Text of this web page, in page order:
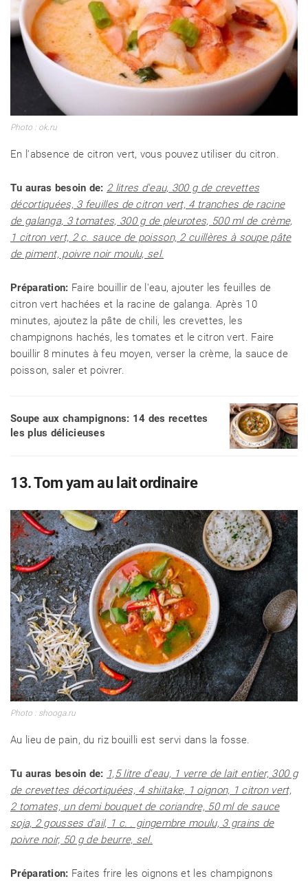
Photo : ok.ru
En l'absence de citron vert, vous pouvez utiliser du citron.
Tu auras besoin de: 2 litres d'eau, 300 g de crevettes
décortiquées, 3 feuilles de citron vert, 4 tranches de racine
de galanga, 3 tomates, 300 g de pleurotes, 500 ml de crème,
1 citron vert, 2 c. sauce de poisson, 2 cuillères à soupe pâte
de piment, poivre noir moulu, sel.
Préparation: Faire bouillir de l'eau, ajouter les feuilles de
citron vert hachées et la racine de galanga. Après 10
minutes, ajoutez la pâte de chili, les crevettes, les
champignons hachés, les tomates et le citron vert. Faire
bouillir 8 minutes à feu moyen, verser la crème, la sauce de
poisson, saler et poivrer.
Soupe aux champignons: 14 des recettes
les plus délicieuses
13. Tom yam au lait ordinaire
Photo : shooga.ru
Au lieu de pain, du riz bouilli est servi dans la fosse.
Tu auras besoin de: 1,5 litre d'eau, 1 verre de lait entier, 300 g
de crevettes décortiquées, 4 shiitake, 1 oignon, 1 citron vert,
2 tomates, un demi bouquet de coriandre, 50 ml de sauce
soja, 2 gousses d'ail, 1 c. . gingembre moulu, 3 grains de
poivre noir, 50 g de beurre, sel.
Préparation: Faites frire les oignons et les champignons